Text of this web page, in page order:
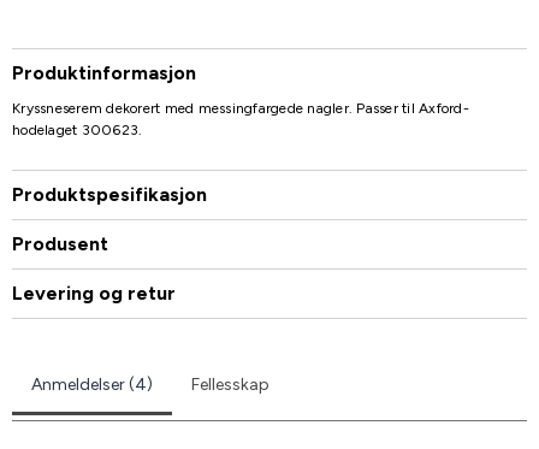
Produktinformasjon
Kryssneserem dekorert med messingfargede nagler. Passer til Axford-
hodelaget 300623.
Produktspesifikasjon
Produsent
Levering og retur
Anmeldelser (4) Fellesskap